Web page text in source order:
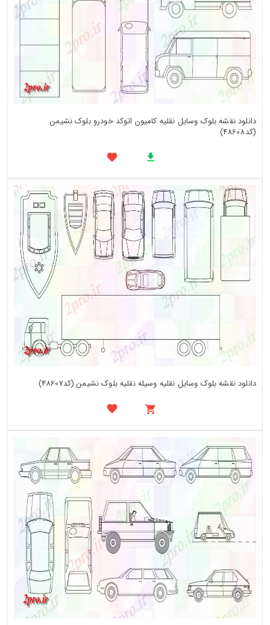
دانلود نقشه بلوک وسایل نقلیه کامیون اتوکد خودرو بلوک نشیمن
(کد48608)
دانلود نقشه بلوک وسایل نقلیه وسیله نقلیه بلوک نشیمن (کد48607)